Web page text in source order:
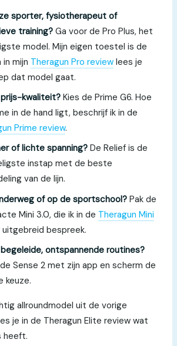
sporter, fysiotherapeut of
training? Ga voor de Pro Plus, het
model. Mijn eigen toestel is de
in mijn Theragun Pro review lees je
dat model gaat.
kwaliteit? Kies de Prime G6. Hoe
in de hand ligt, beschrijf ik in de
Prime review.
of lichte spanning? De Relief is de
instap met de beste
van de lijn.
of op de sportschool? Pak de
Mini 3.0, die ik in de Theragun Mini
uitgebreid bespreek.
ontspannende routines?
Sense 2 met zijn app en scherm de
keuze.
allroundmodel uit de vorige
je in de Theragun Elite review wat
heeft.